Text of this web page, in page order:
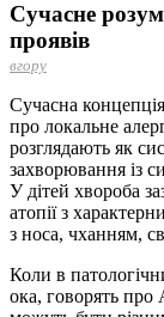
Сучасне
проявів
вгору
Сучасна
про локальне
розглядають як
захворювання із
У дітей хвороба
атопії з
з носа, чханням,
Коли в
ока, говорять